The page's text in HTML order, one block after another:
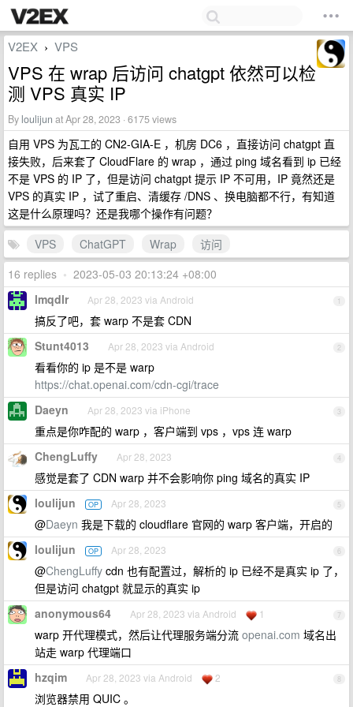
V2EX › VPS
VPS 在 wrap 后访问 chatgpt 依然可以检
测 VPS 真实 IP
By loulijun at Apr 28, 2023 · 6175 views
自用 VPS 为瓦工的 CN2-GIA-E ，机房 DC6 ，直接访问 chatgpt 直
接失败，后来套了 CloudFlare 的 wrap ，通过 ping 域名看到 ip 已经
不是 VPS 的 IP 了，但是访问 chatgpt 提示 IP 不可用，IP 竟然还是
VPS 的真实 IP ，试了重启、清缓存 /DNS 、换电脑都不行，有知道
这是什么原理吗？还是我哪个操作有问题？
VPS
ChatGPT Wrap
访问
16 replies • 2023-05-03 20:13:24 +08:00
1
lmqdlr Apr 28, 2023 via Android
搞反了吧，套 warp 不是套 CDN
2
Stunt4013 Apr 28, 2023 via Android
看看你的 ip 是不是 warp
https://chat.openai.com/cdn-cgi/trace
3
Daeyn Apr 28, 2023 via iPhone
重点是你咋配的 warp ，客户端到 vps ，vps 连 warp
4
ChengLuffy Apr 28, 2023
感觉是套了 CDN warp 并不会影响你 ping 域名的真实 IP
5
loulijun OP Apr 28, 2023
@Daeyn 我是下载的 cloudflare 官网的 warp 客户端，开启的
6
loulijun OP Apr 28, 2023
@ChengLuffy cdn 也有配置过，解析的 ip 已经不是真实 ip 了，
但是访问 chatgpt 就显示的真实 ip
7
anonymous64 Apr 28, 2023 via Android 1
warp 开代理模式，然后让代理服务端分流 openai.com 域名出
站走 warp 代理端口
8
hzqim Apr 28, 2023 via Android 2
浏览器禁用 QUIC 。